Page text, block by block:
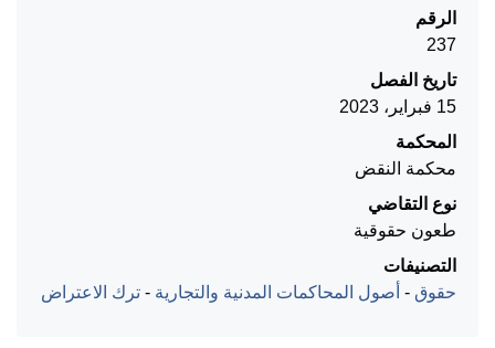
الرقم
237
تاريخ الفصل
15 فبراير، 2023
المحكمة
محكمة النقض
نوع التقاضي
طعون حقوقية
التصنيفات
حقوق - أصول المحاكمات المدنية والتجارية - ترك الاعتراض